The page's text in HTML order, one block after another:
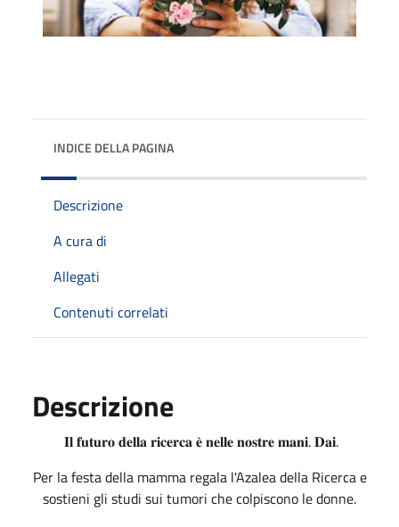
INDICE DELLA PAGINA
Descrizione
A cura di
Allegati
Contenuti correlati
Descrizione
𝐈𝐥 𝐟𝐮𝐭𝐮𝐫𝐨 𝐝𝐞𝐥𝐥𝐚 𝐫𝐢𝐜𝐞𝐫𝐜𝐚 𝐞̀ 𝐧𝐞𝐥𝐥𝐞 𝐧𝐨𝐬𝐭𝐫𝐞 𝐦𝐚𝐧𝐢. 𝐃𝐚𝐢.
Per la festa della mamma regala l'Azalea della Ricerca e
sostieni gli studi sui tumori che colpiscono le donne.